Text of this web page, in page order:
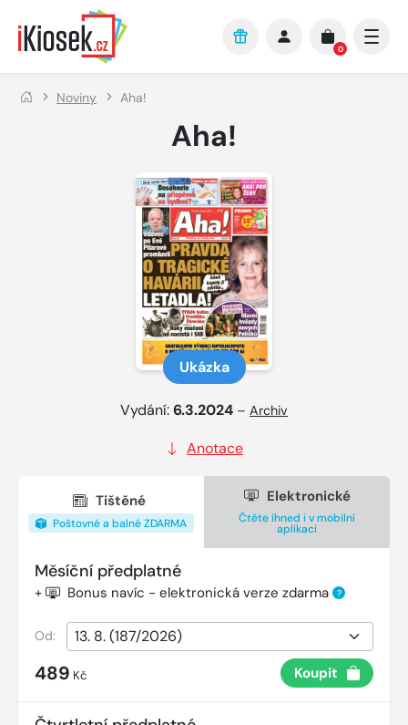
Přejít na hlavní obsah
0
Noviny Aha!
Aha!
Ukázka
Vydání:6.3.2024 – Archiv
Anotace
Tištěné
Poštovné a balné ZDARMA
Elektronické
Čtěte ihned i v mobilní
aplikaci
Měsíční předplatné
+ Bonus navíc - elektronická verze zdarma ?
Od:
489 Kč Koupit